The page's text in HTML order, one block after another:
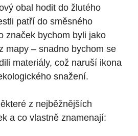
obal hodit do žlutého
patří do směsného
značek bychom byli jako
mapy – snadno bychom se
materiály, což naruší ikona
snažení.
z nejběžnějších
a co vlastně znamenají: